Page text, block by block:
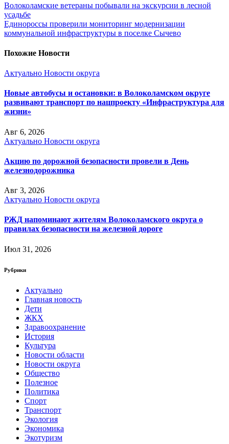
Волоколамские ветераны побывали на экскурсии в лесной
усадьбе
Единороссы проверили мониторинг модернизации
коммунальной инфраструктуры в поселке Сычево
Похожие Новости
Актуально Новости округа
Новые автобусы и остановки: в Волоколамском округе
развивают транспорт по нацпроекту «Инфраструктура для
жизни»
Авг 6, 2026
Актуально Новости округа
Акцию по дорожной безопасности провели в День
железнодорожника
Авг 3, 2026
Актуально Новости округа
РЖД напоминают жителям Волоколамского округа о
правилах безопасности на железной дороге
Июл 31, 2026
Рубрики
Актуально
Главная новость
Дети
ЖКХ
Здравоохранение
История
Культура
Новости области
Новости округа
Общество
Полезное
Политика
Спорт
Транспорт
Экология
Экономика
Экотуризм